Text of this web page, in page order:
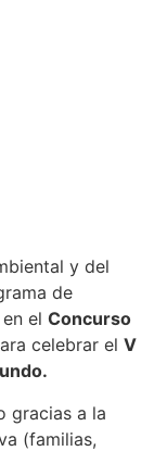
y del
de
el Concurso
celebrar el V
gracias a la
(familias,